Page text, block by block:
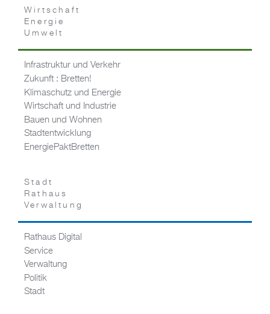
Wirtschaft
Energie
Umwelt
Infrastruktur und Verkehr
Zukunft : Bretten!
Klimaschutz und Energie
Wirtschaft und Industrie
Bauen und Wohnen
Stadtentwicklung
EnergiePaktBretten
Stadt
Rathaus
Verwaltung
Rathaus Digital
Service
Verwaltung
Politik
Stadt